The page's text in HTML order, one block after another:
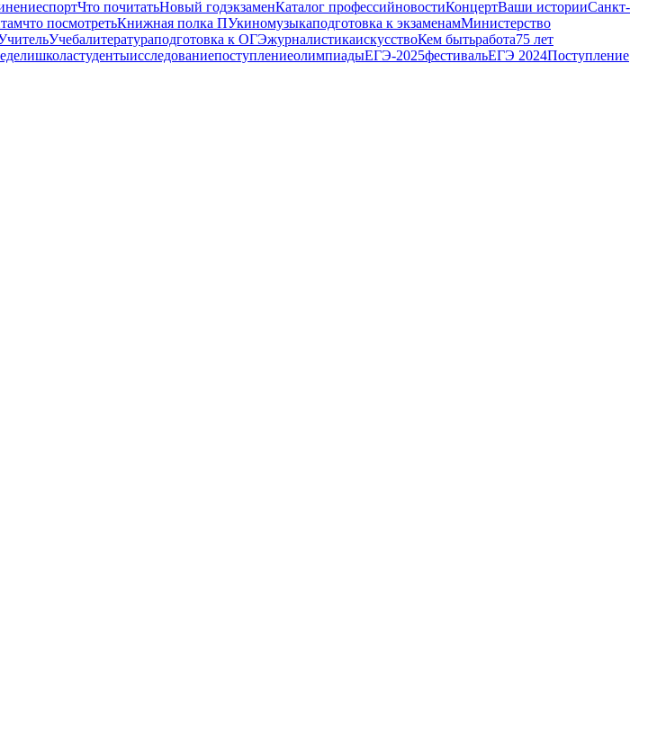
спортЧто почитатьНовый годэкзаменКаталог профессийновостиКонцертВаши историиСанкт-
что посмотретьКнижная полка ПУкиномузыкаподготовка к экзаменамМинистерство
Учебалитератураподготовка к ОГЭжурналистикаискусствоКем бытьработа75 лет
школастудентыисследованиепоступлениеолимпиадыЕГЭ-2025фестивальЕГЭ 2024Поступление